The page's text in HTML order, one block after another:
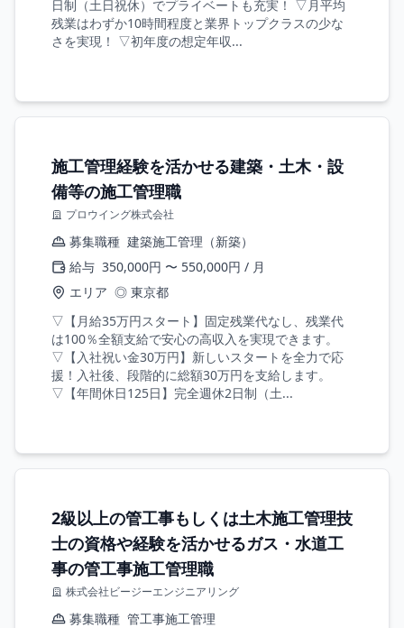
日制（土日祝休）でプライベートも充実！ ▽月平均
残業はわずか10時間程度と業界トップクラスの少な
さを実現！ ▽初年度の想定年収...
施工管理経験を活かせる建築・土木・設
備等の施工管理職
プロウイング株式会社
募集職種 建築施工管理（新築）
給与 350,000円 〜 550,000円 / 月
エリア ◎ 東京都
▽【月給35万円スタート】固定残業代なし、残業代
は100％全額支給で安心の高収入を実現できます。
▽【入社祝い金30万円】新しいスタートを全力で応
援！入社後、段階的に総額30万円を支給します。
▽【年間休日125日】完全週休2日制（土...
2級以上の管工事もしくは土木施工管理技
士の資格や経験を活かせるガス・水道工
事の管工事施工管理職
株式会社ビージーエンジニアリング
募集職種 管工事施工管理